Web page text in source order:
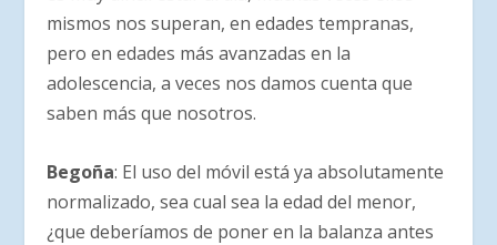
mismos nos superan, en edades tempranas,
pero en edades más avanzadas en la
adolescencia, a veces nos damos cuenta que
saben más que nosotros.
Begoña: El uso del móvil está ya absolutamente
normalizado, sea cual sea la edad del menor,
¿que deberíamos de poner en la balanza antes